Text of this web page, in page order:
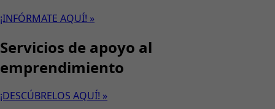
¡INFÓRMATE AQUÍ! »
Servicios de apoyo al
emprendimiento
¡DESCÚBRELOS AQUÍ! »